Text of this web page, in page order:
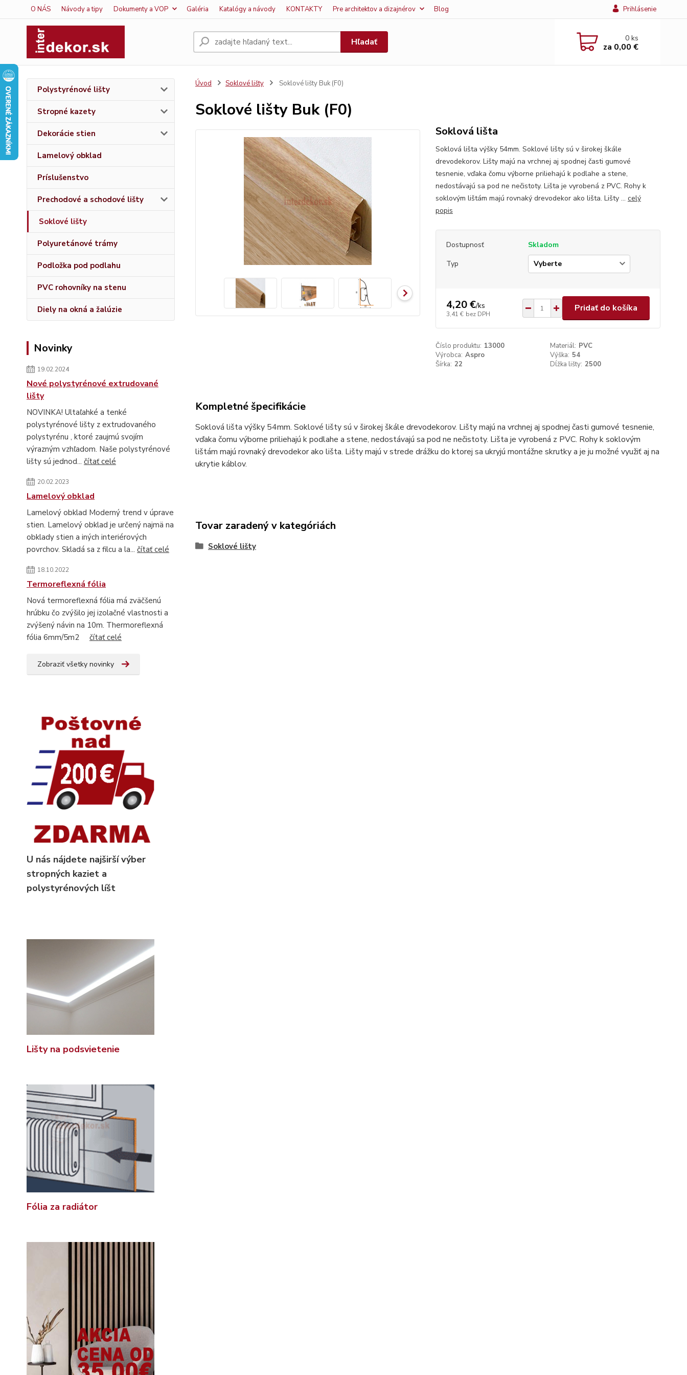
O NÁS Návody a tipy Dokumenty a VOP Galéria Katalógy a návody KONTAKTY Pre architektov a dizajnérov Blog Prihlásenie
Hľadať 0ks
za 0,00 €
Polystyrénové lišty
Stropné kazety
Dekorácie stien
Lamelový obklad
Príslušenstvo
Prechodové a schodové lišty
Soklové lišty
Polyuretánové trámy
Podložka pod podlahu
PVC rohovníky na stenu
Diely na okná a žalúzie
Novinky
19.02.2024
Nové polystyrénové extrudované
lišty
NOVINKA! Ultaľahké a tenké
polystyrénové lišty z extrudovaného
polystyrénu , ktoré zaujmú svojím
výrazným vzhľadom. Naše polystyrénové
lišty sú jednod... čítať celé
20.02.2023
Lamelový obklad
Lamelový obklad Moderný trend v úprave
stien. Lamelový obklad je určený najmä na
obklady stien a iných interiérových
povrchov. Skladá sa z filcu a la... čítať celé
18.10.2022
Termoreflexná fólia
Nová termoreflexná fólia má zväčšenú
hrúbku čo zvýšilo jej izolačné vlastnosti a
zvýšený návin na 10m. Thermoreflexná
fólia 6mm/5m2 čítať celé
Zobraziť všetky novinky
U nás nájdete najširší výber
stropných kaziet a
polystyrénových líšt
Lišty na podsvietenie
Fólia za radiátor
Úvod Soklové lišty Soklové lišty Buk (F0)
Soklové lišty Buk (F0)
Soklová lišta
Soklová lišta výšky 54mm. Soklové lišty sú v širokej škále
drevodekorov. Lišty majú na vrchnej aj spodnej časti gumové
tesnenie, vďaka čomu výborne priliehajú k podlahe a stene,
nedostávajú sa pod ne nečistoty. Lišta je vyrobená z PVC. Rohy k
soklovým lištám majú rovnaký drevodekor ako lišta. Lišty ... celý
popis
Dostupnosť
Skladom
Typ
4,20 €/ks
3,41 € bez DPH
Pridať do košíka
Číslo produktu: 13000 Materiál: PVC
Výrobca: Aspro Výška: 54
Šírka: 22 Dĺžka lišty: 2500
Kompletné špecifikácie
Soklová lišta výšky 54mm. Soklové lišty sú v širokej škále drevodekorov. Lišty majú na vrchnej aj spodnej časti gumové tesnenie,
vďaka čomu výborne priliehajú k podlahe a stene, nedostávajú sa pod ne nečistoty. Lišta je vyrobená z PVC. Rohy k soklovým
lištám majú rovnaký drevodekor ako lišta. Lišty majú v strede drážku do ktorej sa ukryjú montážne skrutky a je ju možné využiť aj na
ukrytie káblov.
Tovar zaradený v kategóriách
Soklové lišty